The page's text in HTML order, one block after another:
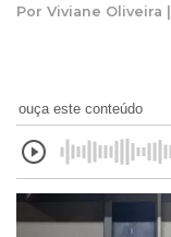
Por Viviane Oliveira
ouça este conteúdo